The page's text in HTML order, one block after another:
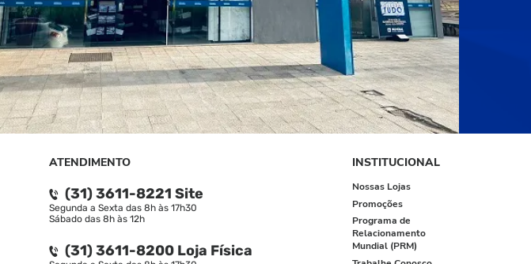
ATENDIMENTO
(31) 3611-8221 Site
Segunda a Sexta das 8h às 17h30
Sábado das 8h às 12h
(31) 3611-8200 Loja Física
INSTITUCIONAL
Nossas Lojas
Promoções
Programa de
Relacionamento
Mundial (PRM)